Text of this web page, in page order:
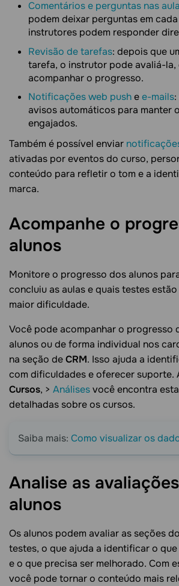
Comentários e perguntas nas
podem deixar perguntas em
instrutores podem responder
Revisão de tarefas: depois que
tarefa, o instrutor pode avaliá-la,
acompanhar o progresso.
Notificações web pushee-mails
avisos automáticos para manter
engajados.
Também é possível enviar
ativadas por eventos do curso,
conteúdo para refletir o tom e a
marca.
Acompanhe o
alunos
Monitore o progresso dos alunos
concluiu as aulas e quais testes
maior dificuldade.
Você pode acompanhar o progresso
alunos ou de forma individual nos
na seção deCRM. Isso ajuda a
com dificuldades e oferecer suporte.
Cursos, > Análisesvocê encontra
detalhadas sobre os cursos.
Saiba mais: Como visualizar os
Analise as
alunos
Os alunos podem avaliar as seções
testes, o que ajuda a identificar o
e o que precisa ser melhorado. Com
você pode tornar o conteúdo mais